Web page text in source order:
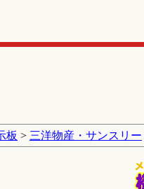
板 > 三洋物産・サンスリー